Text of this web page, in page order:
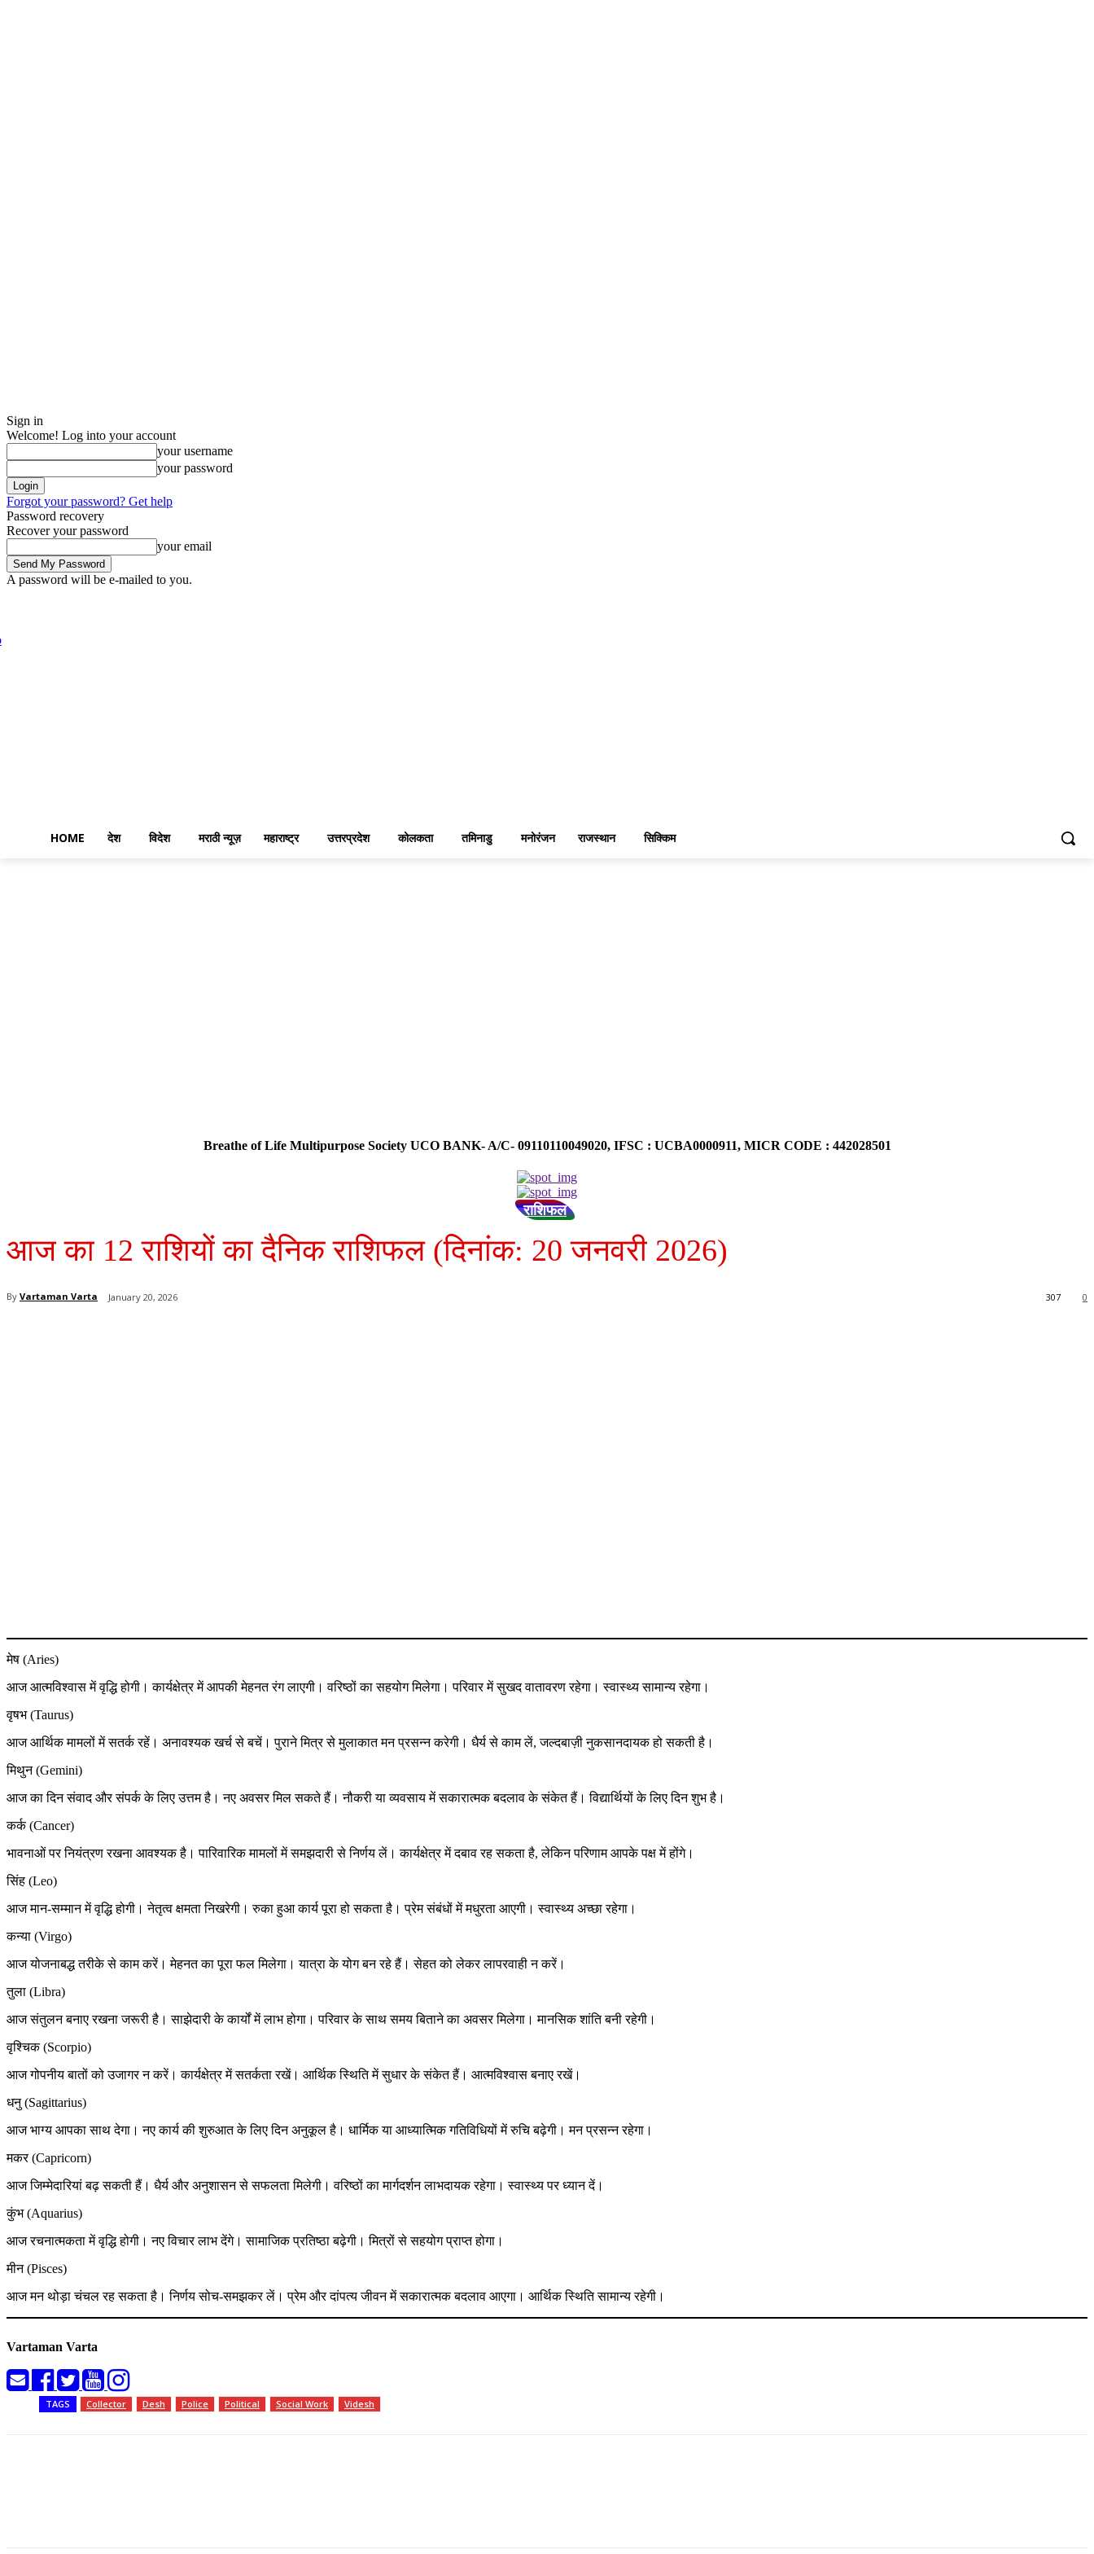
Sign in
Welcome! Log into your account
your username
your password
Forgot your password? Get help
Password recovery
Recover your password
your email
A password will be e-mailed to you.
HOME देश विदेश मराठी न्यूज़ महाराष्ट्र उत्तरप्रदेश कोलकता तमिनाडु मनोरंजन राजस्थान सिक्किम
Breathe of Life Multipurpose Society UCO BANK- A/C- 09110110049020, IFSC : UCBA0000911, MICR CODE : 442028501
राशिफल
आज का 12 राशियों का दैनिक राशिफल (दिनांक: 20 जनवरी 2026)
By Vartaman Varta January 20, 2026 0
307
मेष (Aries)
आज आत्मविश्वास में वृद्धि होगी। कार्यक्षेत्र में आपकी मेहनत रंग लाएगी। वरिष्ठों का सहयोग मिलेगा। परिवार में सुखद वातावरण रहेगा। स्वास्थ्य सामान्य रहेगा।
वृषभ (Taurus)
आज आर्थिक मामलों में सतर्क रहें। अनावश्यक खर्च से बचें। पुराने मित्र से मुलाकात मन प्रसन्न करेगी। धैर्य से काम लें, जल्दबाज़ी नुकसानदायक हो सकती है।
मिथुन (Gemini)
आज का दिन संवाद और संपर्क के लिए उत्तम है। नए अवसर मिल सकते हैं। नौकरी या व्यवसाय में सकारात्मक बदलाव के संकेत हैं। विद्यार्थियों के लिए दिन शुभ है।
कर्क (Cancer)
भावनाओं पर नियंत्रण रखना आवश्यक है। पारिवारिक मामलों में समझदारी से निर्णय लें। कार्यक्षेत्र में दबाव रह सकता है, लेकिन परिणाम आपके पक्ष में होंगे।
सिंह (Leo)
आज मान-सम्मान में वृद्धि होगी। नेतृत्व क्षमता निखरेगी। रुका हुआ कार्य पूरा हो सकता है। प्रेम संबंधों में मधुरता आएगी। स्वास्थ्य अच्छा रहेगा।
कन्या (Virgo)
आज योजनाबद्ध तरीके से काम करें। मेहनत का पूरा फल मिलेगा। यात्रा के योग बन रहे हैं। सेहत को लेकर लापरवाही न करें।
तुला (Libra)
आज संतुलन बनाए रखना जरूरी है। साझेदारी के कार्यों में लाभ होगा। परिवार के साथ समय बिताने का अवसर मिलेगा। मानसिक शांति बनी रहेगी।
वृश्चिक (Scorpio)
आज गोपनीय बातों को उजागर न करें। कार्यक्षेत्र में सतर्कता रखें। आर्थिक स्थिति में सुधार के संकेत हैं। आत्मविश्वास बनाए रखें।
धनु (Sagittarius)
आज भाग्य आपका साथ देगा। नए कार्य की शुरुआत के लिए दिन अनुकूल है। धार्मिक या आध्यात्मिक गतिविधियों में रुचि बढ़ेगी। मन प्रसन्न रहेगा।
मकर (Capricorn)
आज जिम्मेदारियां बढ़ सकती हैं। धैर्य और अनुशासन से सफलता मिलेगी। वरिष्ठों का मार्गदर्शन लाभदायक रहेगा। स्वास्थ्य पर ध्यान दें।
कुंभ (Aquarius)
आज रचनात्मकता में वृद्धि होगी। नए विचार लाभ देंगे। सामाजिक प्रतिष्ठा बढ़ेगी। मित्रों से सहयोग प्राप्त होगा।
मीन (Pisces)
आज मन थोड़ा चंचल रह सकता है। निर्णय सोच-समझकर लें। प्रेम और दांपत्य जीवन में सकारात्मक बदलाव आएगा। आर्थिक स्थिति सामान्य रहेगी।
Vartaman Varta
TAGS Collector Desh Police Political Social Work Videsh